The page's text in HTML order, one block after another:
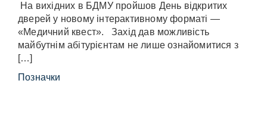
На вихідних в БДМУ пройшов День відкритих
дверей у новому інтерактивному форматі —
«Медичний квест». Захід дав можливість
майбутнім абітурієнтам не лише ознайомитися з
[…]
Позначки